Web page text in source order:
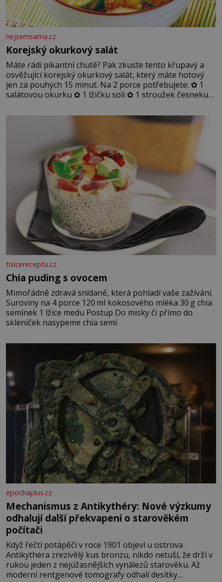
nejsemsama.cz
Korejský okurkový salát
Máte rádi pikantní chutě? Pak zkuste tento křupavý a
osvěžující korejský okurkový salát, který máte hotový
jen za pouhých 15 minut. Na 2 porce potřebujete: ✿ 1
salátovou okurku ✿ 1 lžičku soli ✿ 1 stroužek česneku
sezamového oleje ✿ 1 lžičku chilli ✿ 1 lžičku cukru ✿ 1
jarní cibulku ✿ 1 lžíci sezamových semínek
tisicereceptu.cz
Chia puding s ovocem
Mimořádně zdravá snídaně, která pohladí vaše zažívání.
Suroviny na 4 porce 120 ml kokosového mléka 30 g chia
semínek 1 lžíce medu Postup Do misky či přímo do
skleniček nasypeme chia semí
epochaplus.cz
Mechanismus z Antikythéry: Nové výzkumy
odhalují další překvapení o starověkém
počítači
Když řečtí potápěči v roce 1901 objeví u ostrova
Antikythéra zrezivělý kus bronzu, nikdo netuší, že drží v
rukou jeden z nejúžasnějších vynálezů starověku. Až
moderní rentgenové tomografy odhalí desítky